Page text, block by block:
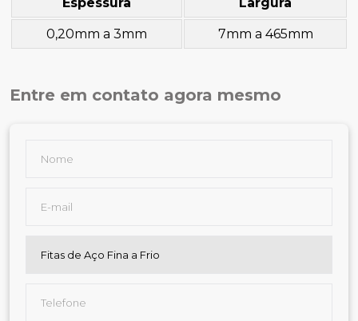
0,20mm a 3mm 7mm a 465mm
Entre em contato agora mesmo